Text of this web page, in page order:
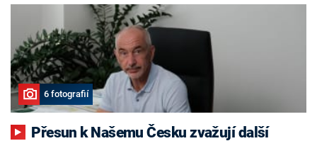
6 fotografií